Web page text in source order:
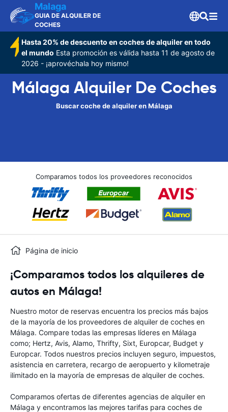
Malaga
GUIA DE ALQUILER DE
COCHES
Hasta 20% de descuento en coches de alquiler en todo
el mundo Esta promoción es válida hasta 11 de agosto de
2026 - ¡aprovéchala hoy mismo!
Málaga Alquiler De Coches
Buscar coche de alquiler en Málaga
Comparamos todos los proveedores reconocidos
Página de inicio
¡Comparamos todos los alquileres de
autos en Málaga!
Nuestro motor de reservas encuentra los precios más bajos
de la mayoría de los proveedores de alquiler de coches en
Málaga. Compare todas las empresas líderes en Málaga
como; Hertz, Avis, Alamo, Thrifty, Sixt, Europcar, Budget y
Europcar. Todos nuestros precios incluyen seguro, impuestos,
asistencia en carretera, recargo de aeropuerto y kilometraje
ilimitado en la mayoría de empresas de alquiler de coches.
Comparamos ofertas de diferentes agencias de alquiler en
Málaga y encontramos las mejores tarifas para coches de